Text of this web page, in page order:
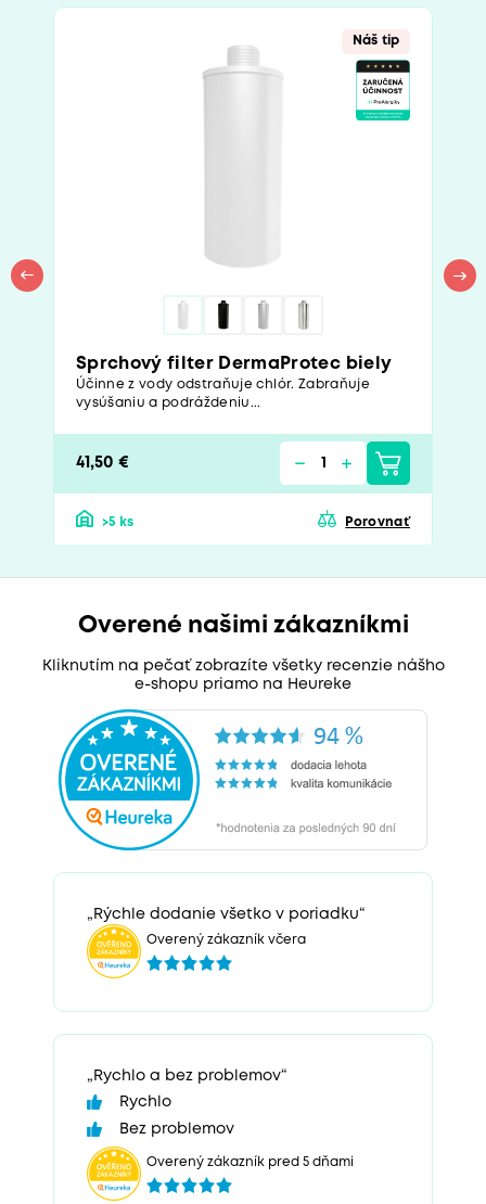
Náš tip
Sprchový filter DermaProtec biely
Účinne z vody odstraňuje chlór. Zabraňuje
vysúšaniu a podráždeniu...
41,50 €
>5 ks Porovnať
Overené našimi zákazníkmi
Kliknutím na pečať zobrazíte všetky recenzie nášho
e-shopu priamo na Heureke
„Rýchle dodanie všetko v poriadku“
Overený zákazník včera
„Rychlo a bez problemov“
Rychlo
Bez problemov
Overený zákazník pred 5 dňami